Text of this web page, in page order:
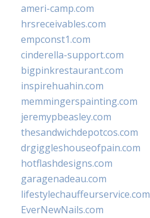
ameri-camp.com
hrsreceivables.com
empconst1.com
cinderella-support.com
bigpinkrestaurant.com
inspirehuahin.com
memmingerspainting.com
jeremypbeasley.com
thesandwichdepotcos.com
drgiggleshouseofpain.com
hotflashdesigns.com
garagenadeau.com
lifestylechauffeurservice.com
EverNewNails.com